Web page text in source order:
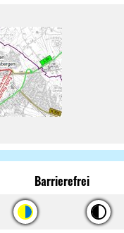
Barrierefrei